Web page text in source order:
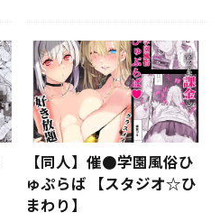
【同人】催●学園風俗ひ
ゅぷらば 【スタジオ☆ひ
まわり】